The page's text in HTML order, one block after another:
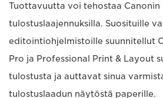
Tuottavuutta voi tehostaa Canonin
tulostuslaajennuksilla. Suosituille
editointiohjelmistoille suunnitellut
Pro ja Professional Print & Layout
tulostusta ja auttavat sinua
tulostuslaadun näytöstä paperille.